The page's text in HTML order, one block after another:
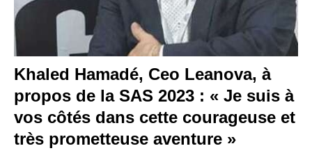
Khaled Hamadé, Ceo Leanova, à
propos de la SAS 2023 : « Je suis à
vos côtés dans cette courageuse et
très prometteuse aventure »